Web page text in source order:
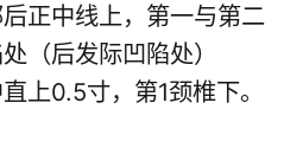
后正中线上，第一与第二
（后发际凹陷处）
上0.5寸，第1颈椎下。